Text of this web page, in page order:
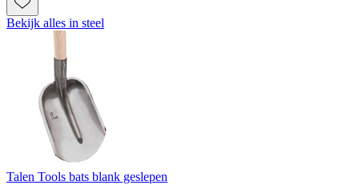
Bekijk alles in steel
Talen Tools bats blank geslepen